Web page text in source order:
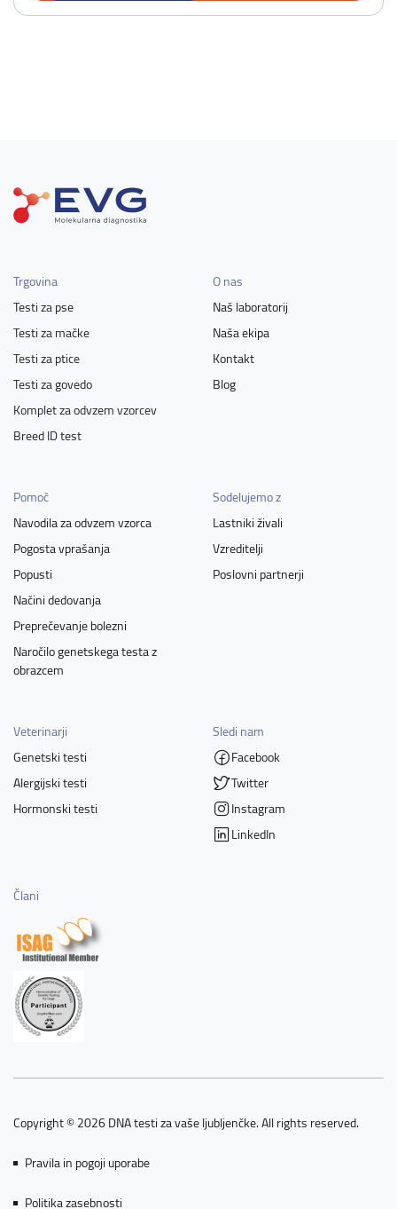
Trgovina
Testi za pse
Testi za mačke
Testi za ptice
Testi za govedo
Komplet za odvzem vzorcev
Breed ID test
O nas
Naš laboratorij
Naša ekipa
Kontakt
Blog
Pomoč
Navodila za odvzem vzorca
Pogosta vprašanja
Popusti
Načini dedovanja
Preprečevanje bolezni
Naročilo genetskega testa z
obrazcem
Sodelujemo z
Lastniki živali
Vzreditelji
Poslovni partnerji
Veterinarji
Genetski testi
Alergijski testi
Hormonski testi
Sledi nam
Facebook
Twitter
Instagram
LinkedIn
Člani
Copyright © 2026 DNA testi za vaše ljubljenčke. All rights reserved.
Pravila in pogoji uporabe
Politika zasebnosti